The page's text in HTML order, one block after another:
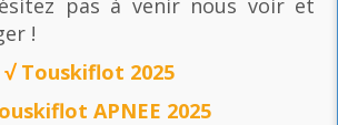
!
√ Touskiflot 2025
APNEE 2025